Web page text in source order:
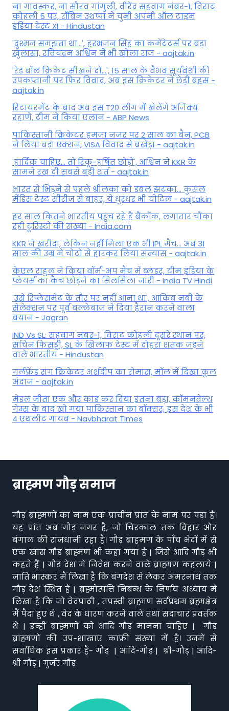
ना गावस्कर, ना सौरव गांगुली, वीरेंद्र सहवाग नंबर-1, विराट
कोहली 5 पर, रॉबिन उथप्पा ने चुनी अपनी ऑल टाइम
इंडिया टेस्ट XI - Hindustan
'दुश्मन समझता था...', हरभजन सिंह का कमेंटेटर्स पर बड़ा
खुलासा, रव‍िचंद्रन अश्विन ने भी खोला राज - aajtak.in
'रेड बॉल क्रिकेट सीखने दो...', 15 साल के वैभव सूर्यवंशी की
उपकप्तानी पर फ‍िर व‍िवाद, अब इस क्रिकेटर ने छेड़ी बहस -
aajtak.in
रिटायरमेंट के बाद अब इस T20 लीग में खेलेंगे अजिंक्य
रहाणे, टीम ने किया एलान - ABP News
पाकिस्तानी क्रिकेटर हमजा नजर पर 2 साल का बैन, PCB
ने ल‍िया बड़ा एक्शन, VISA व‍िवाद से बखेड़ा - aajtak.in
'हार्दिक चाहिए... तो रिंकू-हर्षित छोड़ो', अश्विन ने KKR के
सामने रख दी सबसे बड़ी शर्त - aajtak.in
भारत से भिड़ने से पहले श्रीलंका को डबल झटका... कुसल
मेंडिस टेस्ट सीरीज से बाहर, ये धुरंधर भी चोटिल - aajtak.in
हर साल कितने भारतीय पहुंच रहे हैं बैंकॉक, लगातार चौंका
रही टूरिस्टों की संख्या - India.com
KKR ने खरीदा, लेकिन नहीं मिला एक भी IPL मैच... अब 31
साल की उम्र में चोटों से हारकर लिया संन्यास - aajtak.in
केएल राहुल ने किया वॉर्म-अप मैच में ब्लंडर, टीम इंडिया के
प्लेयर्स का कैच छोड़ने का सिलसिला जारी - India TV Hindi
'उसे रिप्लेसमेंट के तौर पर नहीं आना था', आकिब नबी के
सेलेक्शन पर पूर्व बल्लेबाज ने दिया हैरान करने वाला
बयान - Jagran
IND Vs SL: सहवाग नंबर-1, विराट कोहली दूसरे स्थान पर,
सचिन फिसड्डी, SL के खिलाफ टेस्ट में दोहरा शतक जड़ने
वाले भारतीय - Hindustan
गर्लफ्रेंड संग क्रिकेटर अर्शदीप का रोमांस, मॉल में द‍िखा कूल
अंदाज - aajtak.in
मेडल जीता एक और कांड कर दिया इतना बड़ा, कॉमनवेल्थ
गेम्स के बाद खो गया पाकिस्तान का बॉक्सर, इस देश के भी
4 एथलीट गायब - Navbharat Times
ब्राह्मण गौड़ समाज
गौड़ ब्राह्मणों का नाम एक प्राचीन प्रांत के नाम पर पड़ा है।
यह प्रांत अब गौड़ नगर है, जो चिरकाल तक बिहार और
बंगाल की राजधानी रहा है। गौड़ ब्राहमण के पाँच भेदों में से
एक खास गौड़ ब्राह्मण भी कहा गया है | जिसे आदि गौड़ भी
कहते हैं | गौड़ देश में निवेश करने वाले ब्राह्मण कहलाये |
जाति भास्कर मैं लिखा है कि बंगदेश से लेकर अमरनाथ तक
गौड़ देश स्थित है | ब्रह्मोत्पत्ति निबन्ध के निर्णय अध्याय मैं
लिखा है कि जो वेदपाठी , तपस्वी ब्राह्मण सर्वप्रथम ब्रह्मक्षेत्र
मैं पैदा हुए थे , वेद के धारण करने वाले तथा सदाचार प्रवर्तक
थे | इन्ही ब्राह्मणो को आदि गौड़ मानना चाहिए | गौड़
ब्राह्मणों की उप-शाखाएं काफ़ी संख्या में हैं। उनमें से
सर्वाधिक इस प्रकार हैं- गौड़ | आदि-गौड़ | श्री-गौड़ | आदि-
श्री गौड़ | गुर्जर गौड़